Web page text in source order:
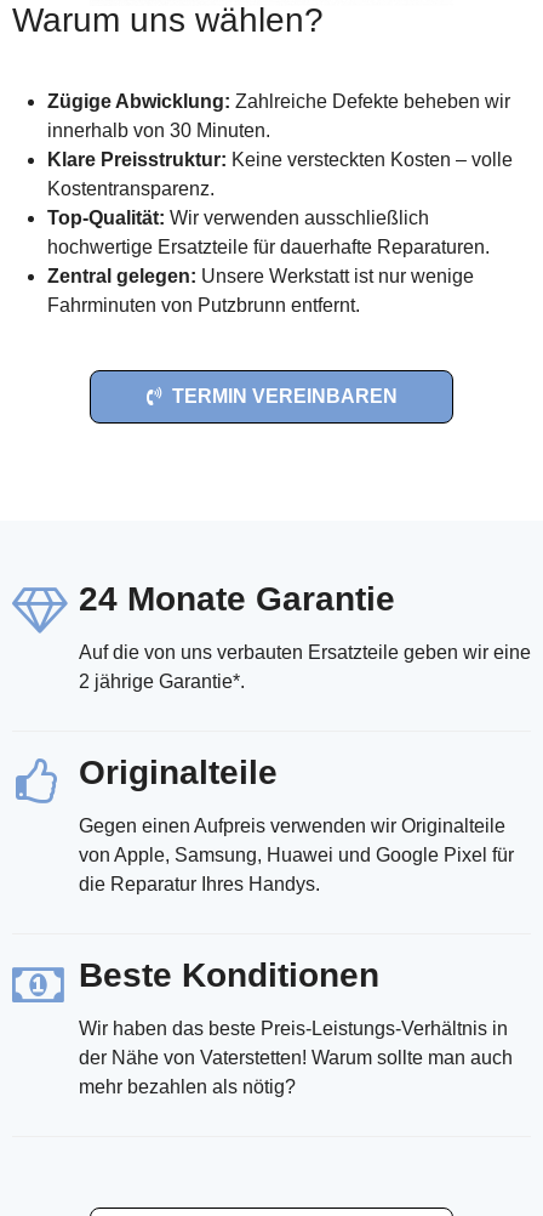
Warum uns wählen?
Zügige Abwicklung: Zahlreiche Defekte beheben wir
innerhalb von 30 Minuten.
Klare Preisstruktur: Keine versteckten Kosten – volle
Kostentransparenz.
Top-Qualität: Wir verwenden ausschließlich
hochwertige Ersatzteile für dauerhafte Reparaturen.
Zentral gelegen: Unsere Werkstatt ist nur wenige
Fahrminuten von Putzbrunn entfernt.
TERMIN VEREINBAREN
24 Monate Garantie
Auf die von uns verbauten Ersatzteile geben wir eine
2 jährige Garantie*.
Originalteile
Gegen einen Aufpreis verwenden wir Originalteile
von Apple, Samsung, Huawei und Google Pixel für
die Reparatur Ihres Handys.
Beste Konditionen
Wir haben das beste Preis-Leistungs-Verhältnis in
der Nähe von Vaterstetten! Warum sollte man auch
mehr bezahlen als nötig?